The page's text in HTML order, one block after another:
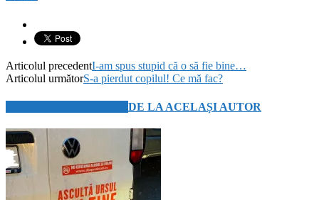
Articolul precedentI-am spus stupid că o să fie bine…
Articolul următorS-a pierdut copilul! Ce mă fac?
DE LA ACELAȘI AUTOR